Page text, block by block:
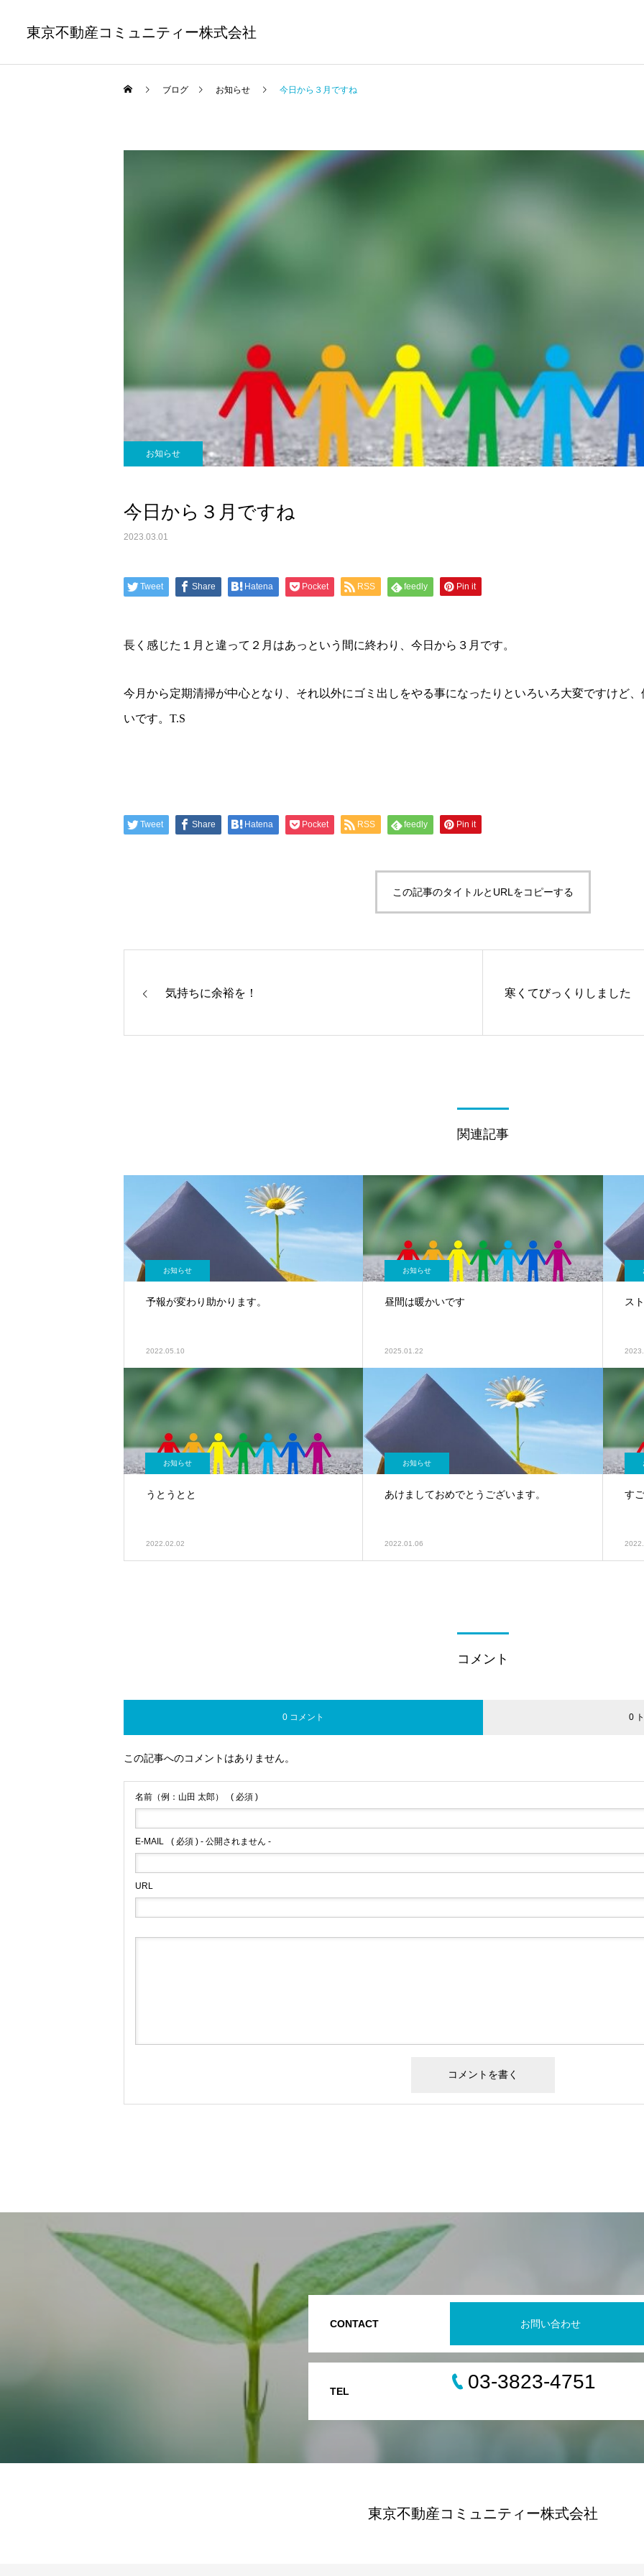
東京不動産コミュニティー株式会社
ブログ お知らせ 今日から３月ですね
お知らせ
今日から３月ですね
2023.03.01
Tweet Share Hatena Pocket RSS feedly Pin it
長く感じた１月と違って２月はあっという間に終わり、今日から３月です。
今月から定期清掃が中心となり、それ以外にゴミ出しをやる事になったりといろいろ大変ですけど
いです。T.S
Tweet Share Hatena Pocket RSS feedly Pin it
この記事のタイトルとURLをコピーする
気持ちに余裕を！ 寒くてびっくりしました
関連記事
お知らせ
予報が変わり助かります。
2022.05.10
お知らせ
昼間は暖かいです
2025.01.22
ス
お知らせ
うとうとと
2022.02.02
お知らせ
あけましておめでとうございます。
2022.01.06
す
コメント
0 コメント 0
この記事へのコメントはありません。
名前（例：山田 太郎） ( 必須 )
E-MAIL ( 必須 ) - 公開されません -
URL
CONTACT お問い合わせ
TEL 03-3823-4751
東京不動産コミュニティー株式会社